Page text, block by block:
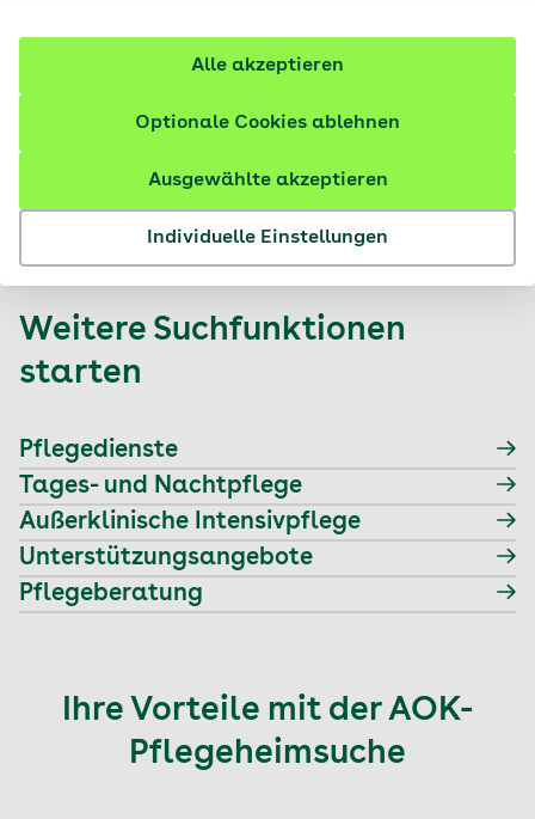
Individuelle Einstellungen
Ausgewählte akzeptieren
Optionale Cookies ablehnen
Alle akzeptieren
Schwerpunkten oder Services, wie die Mitnahme von
Deutschland werden jährlich geprüft. Unter
finden Sie die Prüfungsergebnisse für das jeweilige
Pflegeheim zusammengefasst.
Weitere Suchfunktionen
starten
Pflegedienste
Tages- und Nachtpflege
Außerklinische Intensivpflege
Unterstützungsangebote
Pflegeberatung
Ihre Vorteile mit der AOK-
Pflegeheimsuche